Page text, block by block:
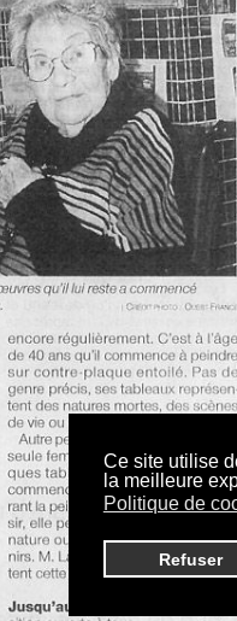
Ce site utilise
la meilleure
Politique de
Refuser